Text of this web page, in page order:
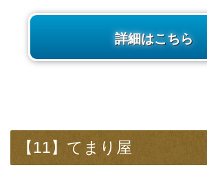
詳細はこちら
【11】てまり屋